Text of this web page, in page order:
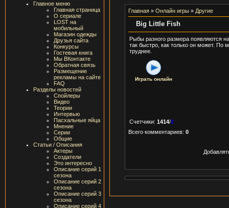
Главное меню
Главная страница
О сериале
LOST на
мобильный
Магазин одежды
Друзья сайта
Конкурсы
Гостевая книга
Мы ВКонтакте
Обратная связь
Размещение
рекламы на сайте
FAQ
Разделы новостей
Спойлеры
Видео
Теории
Интервью
Пасхальные яйца
Мнение
Серии
Общие
Статьи / Описания
Актеры
Создатели
Это интересно
Описание серий 1
сезона
Описание серий 2
сезона
Описание серий 3
сезона
Описание серий 4
Главная » Онлайн игры » Другие
Big Little Fish
Рыбы разного размера появляются
так быстро, как только он может. По
труднее.
Играть онлайн
Счетчики: 1414/2
Всего комментариев: 0